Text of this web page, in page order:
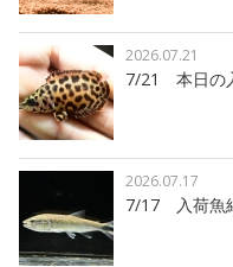
7/21 本日の
2026.07.21
7/17 入荷魚
2026.07.17